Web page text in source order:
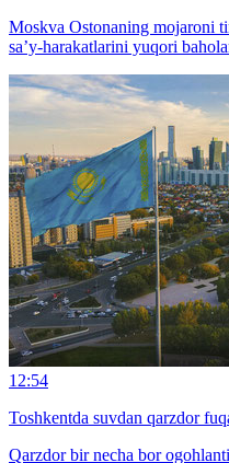
Moskva Ostonaning mojaroni
sa’y-harakatlarini yuqori
12:54
Toshkentda suvdan qarzdor
Qarzdor bir necha bor